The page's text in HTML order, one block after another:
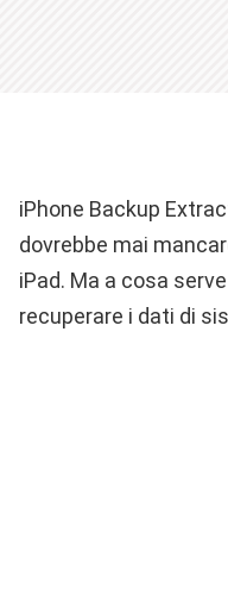
iPhone Backup
dovrebbe mai
iPad. Ma a cosa
recuperare i dati di